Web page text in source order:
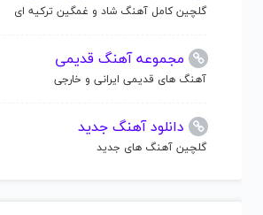
گلچین کامل آهنگ شاد و غمگین ترکیه ای
مجموعه آهنگ قدیمی
آهنگ های قدیمی ایرانی و خارجی
دانلود آهنگ جدید
گلچین آهنگ های جدید